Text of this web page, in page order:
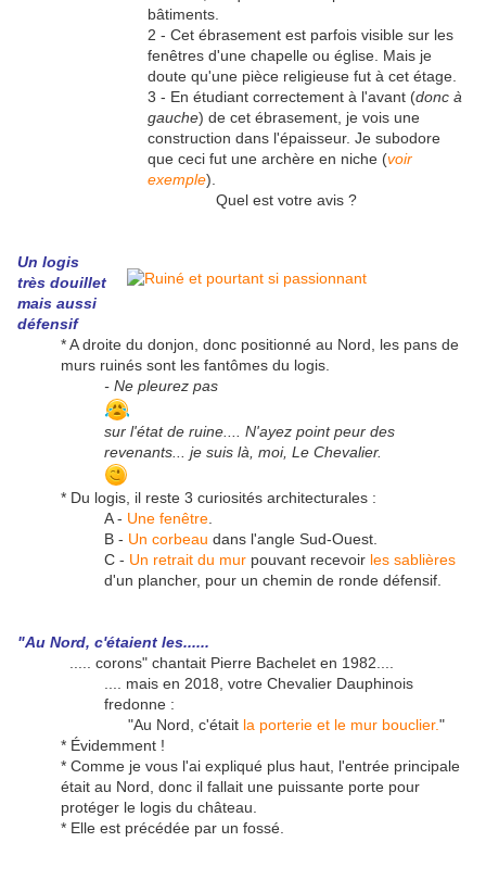
bâtiments.
2 - Cet ébrasement est parfois visible sur les
fenêtres d'une chapelle ou église. Mais je
doute qu'une pièce religieuse fut à cet étage.
3 - En étudiant correctement à l'avant (donc à
gauche) de cet ébrasement, je vois une
construction dans l'épaisseur. Je subodore
que ceci fut une archère en niche (voir
exemple).
Quel est votre avis ?
Un logis
très douillet
mais aussi
défensif
* A droite du donjon, donc positionné au Nord, les pans de
murs ruinés sont les fantômes du logis.
- Ne pleurez pas
sur l'état de ruine.... N'ayez point peur des
revenants... je suis là, moi, Le Chevalier.
* Du logis, il reste 3 curiosités architecturales :
A - Une fenêtre
B - Un corbeau dans l'angle Sud-Ouest.
C - Un retrait du mur pouvant recevoir les sablières
d'un plancher, pour un chemin de ronde défensif.
"Au Nord, c'étaient les......
..... corons" chantait Pierre Bachelet en 1982....
.... mais en 2018, votre Chevalier Dauphinois
fredonne :
"Au Nord, c'était la porterie et le mur bouclier."
* Évidemment !
* Comme je vous l'ai expliqué plus haut, l'entrée principale
était au Nord, donc il fallait une puissante porte pour
protéger le logis du château.
* Elle est précédée par un fossé.